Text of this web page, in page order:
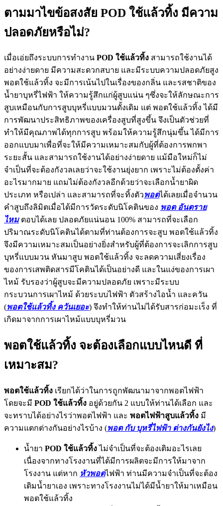
ตามมาไขข้อสงสัย POD ใช้แล้วทิ้ง มีความ
ปลอดภัยหรือไม่?
เมื่อเอ่ยถึงระบบการทำงาน POD ใช้แล้วทิ้ง สามารถใช้งานได้
อย่างง่ายดาย มีความสะดวกสบาย และมีระบบความปลอดภัยสูง
พอตใช้แล้วทิ้ง จะมีการเน้นไปในเรื่องของกลิ่น และรสชาติของ
น้ำยาบุหรี่ไฟฟ้า ให้ความรู้สึกแก่ผู้สูบแน่น ๆซึ่งจะให้ลักษณะการ
สูบเหมือนกับการสูบบุหรี่แบบมวนดั้งเดิม แต่ พอตใช้แล้วทิ้ง ได้มี
การพัฒนาประสิทธิภาพของเครื่องสูบที่สูงขึ้น จึงเป็นตัวช่วยที่
ทำให้มีคุณภาพได้ทุกการสูบ พร้อมให้ความรู้สึกนุ่มขึ้น ได้มีการ
ออกแบบมาเพื่อที่จะให้มีความเหมาะสมกับผู้ที่ต้องการพกพา
ระยะสั้น และสามารถใช้งานได้อย่างง่ายดาย แม้มือใหม่ก็ไม่
จำเป็นที่จะต้องกังวลเลยว่าจะใช้งานยุ่งยาก เพราะไม่ต้องตั้งค่า
อะไรมากมาย แถมไม่ต้องกังวลอีกด้วยว่าจะเลือกน้ำยาผิด
ประเภท หรือเปล่า และสามารถที่จะทิ้งตัวพอตได้เลยเมื่อจำนวน
คำสูบถึงลิมิตเมื่อได้มีการวัดระดับนิโคตินของ พอต อันตราย
ไหม ตอบได้เลย ปลอดภัยแน่นอน 100% สามารถที่จะเลือก
ปริมาณระดับนิโคตินได้ตามที่ท่านต้องการจะสูบ พอตใช้แล้วทิ้ง
จึงมีความเหมาะสมเป็นอย่างยิ่งสำหรับผู้ที่ต้องการจะเลิกการสูบ
บุหรี่แบบมวน หันมาสูบ พอตใช้แล้วทิ้ง จะลดความเสี่ยงเรื่อง
ของการเสพติดสารมีโคตินได้เป็นอย่างดี และในแง่ของการเผา
ไหม้ รับรองว่าผู้สูบจะมีความปลอดภัย เพราะมีระบบ
กระบวนการเผาไหม้ ด้วยระบบไฟฟ้า ตัวสร้างไอน้ำ และควัน
(พอตใช้แล้วทิ้ง ควันเยอะ) จึงทำให้ท่านไม่ได้รับสารก่อมะเร็ง ที่
เกิดมาจากการเผาไหม้แบบบุหรี่มวน
พอตใช้แล้วทิ้ง จะต้องเลือกแบบไหนดี ที่
เหมาะสม?
พอตใช้แล้วทิ้ง เรียกได้ว่าในการถูกพัฒนามาจากพอตไฟฟ้า
โดยจะมี POD ใช้แล้วทิ้ง อยู่ด้วยกัน 2 แบบให้ท่านได้เลือก และ
จะทราบได้อย่างไรว่าพอตไฟฟ้า และ พอตไฟฟ้าสูบแล้วทิ้ง มี
ความแตกต่างกันอย่างไรบ้าง (พอต กับ บุหรี่ไฟฟ้า ต่างกันยังไง)
น้ำยา POD ใช้แล้วทิ้งไม่จำเป็นที่จะต้องเติมอะไรเลย
เนื่องจากทางโรงงานที่ได้มีการผลิตจะมีการให้มาจาก
โรงงาน แต่หาก หัวพอตไฟฟ้า ท่านมีความจำเป็นที่จะต้อง
เติมน้ำยาเอง เพราะทางโรงงานไม่ได้มีน้ำยาให้มาเหมือน
พอตใช้แล้วทิ้ง